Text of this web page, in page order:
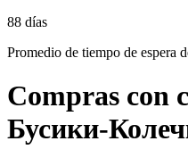
88 días
Promedio de tiempo de espera
Compras con
Бусики-